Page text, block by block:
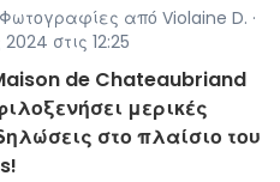
Φωτογραφίες από Violaine D. ·
στις 12:25
de Chateaubriand
μερικές
στο πλαίσιο του